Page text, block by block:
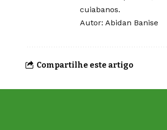
cuiabanos.
Autor: Abidan Banise
Compartilhe este artigo